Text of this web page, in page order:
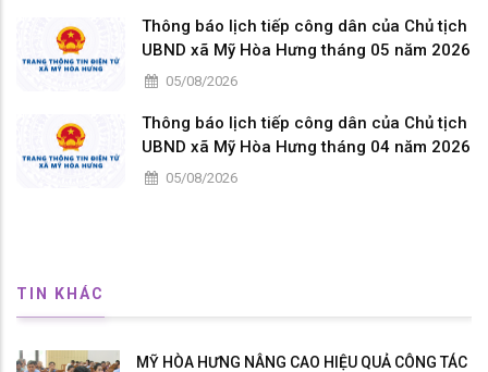
Thông báo lịch tiếp công dân của Chủ tịch
UBND xã Mỹ Hòa Hưng tháng 05 năm 2026
05/08/2026
Thông báo lịch tiếp công dân của Chủ tịch
UBND xã Mỹ Hòa Hưng tháng 04 năm 2026
05/08/2026
TIN KHÁC
MỸ HÒA HƯNG NÂNG CAO HIỆU QUẢ CÔNG TÁC